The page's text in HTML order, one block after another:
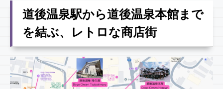
道後温泉駅から道後温泉本館まで
を結ぶ、レトロな商店街